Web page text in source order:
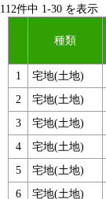
112件中 1-30 を表示
種類
1
宅地(土地)
2
宅地(土地)
3
宅地(土地)
4
宅地(土地)
5
宅地(土地)
6
宅地(土地)